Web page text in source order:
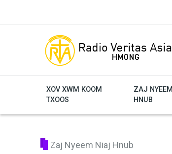
XOV XWM KOOM
TXOOS
ZAJ
HNUB
Zaj Nyeem Niaj Hnub